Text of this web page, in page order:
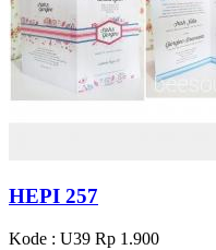
HEPI 257
Kode : U39 Rp 1.900